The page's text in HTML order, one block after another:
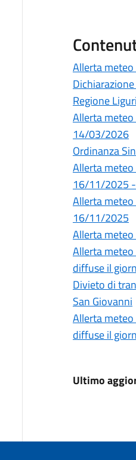
Allerta
Regione
Allerta
14/03/2026
Ordinanza
Allerta meteo
16/11/2025
Allerta meteo
16/11/2025
Allerta
Allerta
diffuse il
Divieto di
San Giovanni
Allerta
diffuse il
Ultimo